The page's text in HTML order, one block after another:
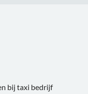
bij taxi bedrijf